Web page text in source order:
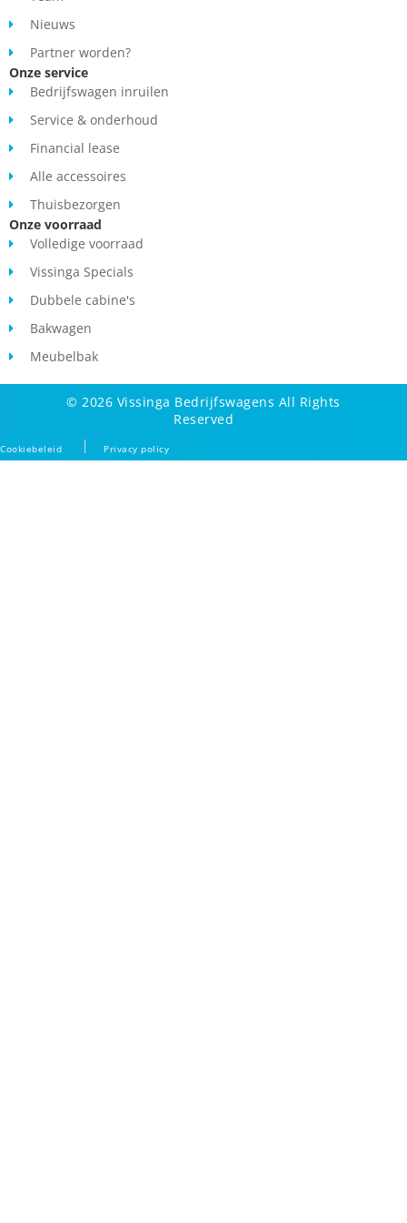
9.882,- aanbetaling en slottermijn van € 3.500,-
Nieuws
Partner worden?
Onze service
Bedrijfswagen inruilen
Service & onderhoud
Financial lease
Alle accessoires
Thuisbezorgen
Onze voorraad
Volledige voorraad
Vissinga Specials
Dubbele cabine's
Bakwagen
Meubelbak
© 2026 Vissinga Bedrijfswagens All Rights
Reserved
Cookiebeleid Privacy policy